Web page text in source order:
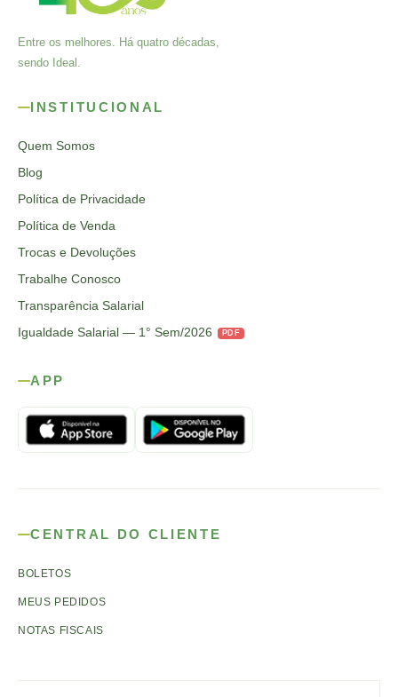
Entre os melhores. Há quatro décadas,
sendo Ideal.
INSTITUCIONAL
Quem Somos
Blog
Política de Privacidade
Política de Venda
Trocas e Devoluções
Trabalhe Conosco
Transparência Salarial
Igualdade Salarial — 1° Sem/2026
PDF
APP
CENTRAL DO CLIENTE
BOLETOS
MEUS PEDIDOS
NOTAS FISCAIS